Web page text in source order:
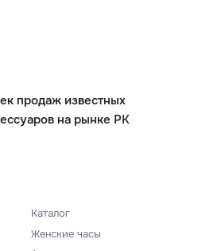
продаж известных
на рынке РК
Каталог
Женские часы